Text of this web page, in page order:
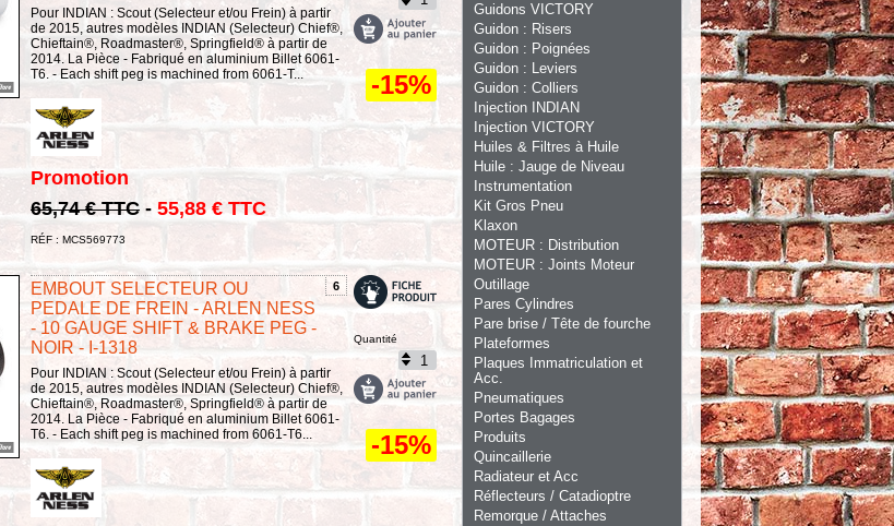
Pour INDIAN : Scout (Selecteur et/ou Frein) à partir
de 2015, autres modèles INDIAN (Selecteur) Chief®,
Chieftain®, Roadmaster®, Springfield® à partir de
2014. La Pièce - Fabriqué en aluminium Billet 6061-
T6. - Each shift peg is machined from 6061-T...
Promotion
65,74 € TTC - 55,88 € TTC
RÉF : MCS569773
-15%
6
EMBOUT SELECTEUR OU
PEDALE DE FREIN - ARLEN NESS
- 10 GAUGE SHIFT & BRAKE PEG -
NOIR - I-1318
Pour INDIAN : Scout (Selecteur et/ou Frein) à partir
de 2015, autres modèles INDIAN (Selecteur) Chief®,
Chieftain®, Roadmaster®, Springfield® à partir de
2014. La Pièce - Fabriqué en aluminium Billet 6061-
T6. - Each shift peg is machined from 6061-T6...
Quantité
-15%
Guidons VICTORY
Guidon : Risers
Guidon : Poignées
Guidon : Leviers
Guidon : Colliers
Injection INDIAN
Injection VICTORY
Huiles & Filtres à Huile
Huile : Jauge de Niveau
Instrumentation
Kit Gros Pneu
Klaxon
MOTEUR : Distribution
MOTEUR : Joints Moteur
Outillage
Pares Cylindres
Pare brise / Tête de fourche
Plateformes
Plaques Immatriculation et
Acc.
Pneumatiques
Portes Bagages
Produits
Quincaillerie
Radiateur et Acc
Réflecteurs / Catadioptre
Remorque / Attaches